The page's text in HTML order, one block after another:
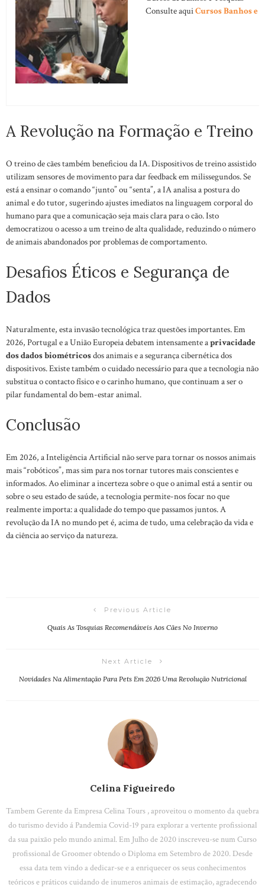
Consulte aquiCursos Banhos e
A Revolução na Formação e Treino
O treino de cães também beneficiou da IA. Dispositivos de treino assistido
utilizam sensores de movimento para dar feedback em milissegundos. Se
está a ensinar o comando “junto” ou “senta”, a IA analisa a postura do
animal e do tutor, sugerindo ajustes imediatos na linguagem corporal do
humano para que a comunicação seja mais clara para o cão. Isto
democratizou o acesso a um treino de alta qualidade, reduzindo o número
de animais abandonados por problemas de comportamento.
Desafios Éticos e Segurança de
Dados
Naturalmente, esta invasão tecnológica traz questões importantes. Em
2026, Portugal e a União Europeia debatem intensamente aprivacidade
dos dados biométricosdos animais e a segurança cibernética dos
dispositivos. Existe também o cuidado necessário para que a tecnologia não
substitua o contacto físico e o carinho humano, que continuam a ser o
pilar fundamental do bem-estar animal.
Conclusão
Em 2026, a Inteligência Artificial não serve para tornar os nossos animais
mais “robóticos”, mas sim para nos tornar tutores mais conscientes e
informados. Ao eliminar a incerteza sobre o que o animal está a sentir ou
sobre o seu estado de saúde, a tecnologia permite-nos focar no que
realmente importa: a qualidade do tempo que passamos juntos. A
revolução da IA no mundo pet é, acima de tudo, uma celebração da vida e
da ciência ao serviço da natureza.
Previous Article
Quais As Tosquias Recomendáveis Aos Cães No Inverno
Next Article
Novidades Na Alimentação Para Pets Em 2026 Uma Revolução Nutricional
Celina Figueiredo
Tambem Gerente da Empresa Celina Tours , aproveitou o momento da quebra
do turismo devido á Pandemia Covid-19 para explorar a vertente profissional
da sua paixão pelo mundo animal. Em Julho de 2020 inscreveu-se num Curso
profissional de Groomer obtendo o Diploma em Setembro de 2020. Desde
essa data tem vindo a dedicar-se e a enriquecer os seus conhecimentos
teóricos e práticos cuidando de inumeros animais de estimação, agradecendo